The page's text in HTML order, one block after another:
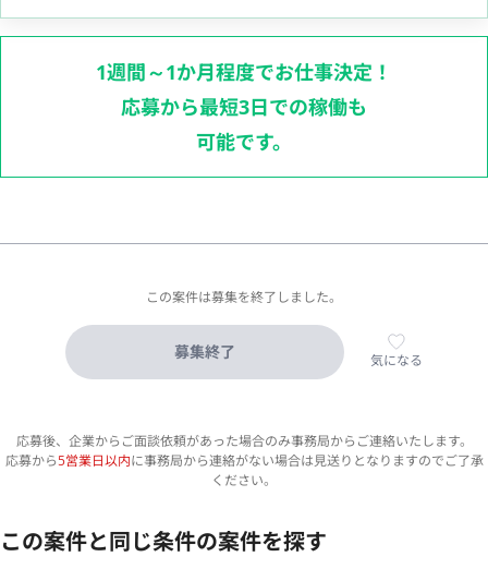
1週間～1か月程度でお仕事決定！
応募から最短3日での稼働も
可能です。
この案件は募集を終了しました。
募集終了 気になる
応募後、企業からご面談依頼があった場合のみ事務局からご連絡いたします。
応募から5営業日以内に事務局から連絡がない場合は見送りとなりますのでご了承
ください。
この案件と同じ条件の案件を探す